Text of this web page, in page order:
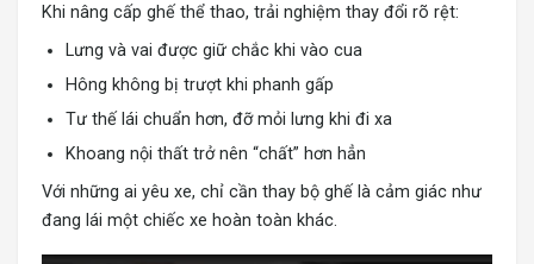
Khi nâng cấp ghế thể thao, trải nghiệm thay đổi rõ rệt:
Lưng và vai được giữ chắc khi vào cua
Hông không bị trượt khi phanh gấp
Tư thế lái chuẩn hơn, đỡ mỏi lưng khi đi xa
Khoang nội thất trở nên “chất” hơn hẳn
Với những ai yêu xe, chỉ cần thay bộ ghế là cảm giác như
đang lái một chiếc xe hoàn toàn khác.